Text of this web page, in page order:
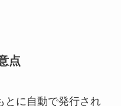
点
とに自動で発行され